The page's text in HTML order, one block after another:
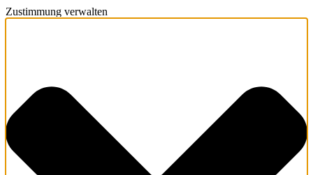
Zustimmung verwalten